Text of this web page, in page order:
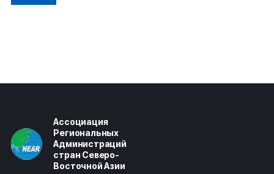
Ассоциация
Региональных
Администраций
стран Северо-
Восточной Азии